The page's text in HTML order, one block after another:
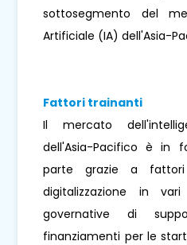
sottosegmento del
Artificiale (IA) dell'Asia-
Fattori trainanti
Il mercato
dell'Asia-Pacifico è in
parte grazie a
digitalizzazione in
governative di
finanziamenti per le